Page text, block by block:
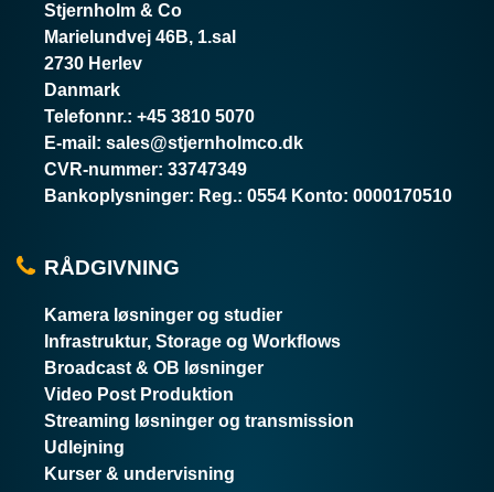
Stjernholm & Co
Marielundvej 46B, 1.sal
2730 Herlev
Danmark
Telefonnr.: +45 3810 5070
E-mail : sales@stjernholmco.dk
CVR-nummer: 33747349
Bankoplysninger: Reg.: 0554 Konto: 0000170510
RÅDGIVNING
Kamera løsninger og studier
Infrastruktur, Storage og Workflows
Broadcast & OB løsninger
Video Post Produktion
Streaming løsninger og transmission
Udlejning
Kurser & undervisning